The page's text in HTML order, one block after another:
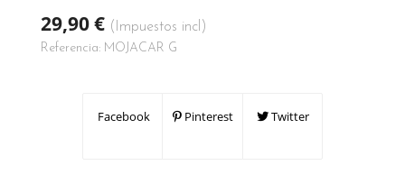
29,90 € (Impuestos incl)
Referencia: MOJACAR G
Facebook Pinterest Twitter